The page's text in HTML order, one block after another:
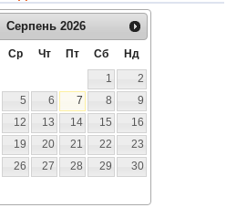
Серпень 2026
Ср Чт Пт Сб
Нд
1
2
5 6 7 8
9
12 13 14 15
16
19 20 21 22
23
26 27 28 29
30